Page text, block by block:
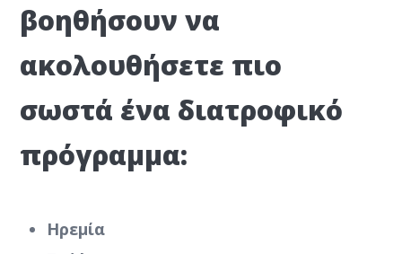
βοηθήσουν να
ακολουθήσετε πιο
σωστά ένα διατροφικό
πρόγραμμα:
Ηρεμία